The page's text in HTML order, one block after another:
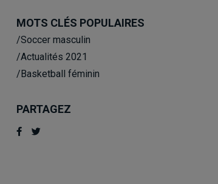
MOTS CLÉS POPULAIRES
/Soccer masculin
/Actualités 2021
/Basketball féminin
PARTAGEZ